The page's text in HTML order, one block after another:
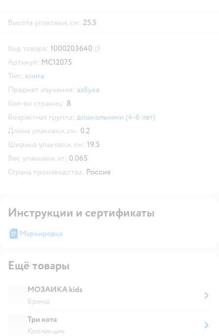
Высота упаковки, см: 25.5
Код товара: 1000203640
Артикул: МС12075
Тип: книга
Предмет изучения: азбука
Кол-во страниц: 8
Возрастная группа: дошкольники (4-6 лет)
Длина упаковки, см: 0.2
Ширина упаковки, см: 19.5
Вес упаковки, кг: 0.065
Страна производства: Россия
Инструкции и сертификаты
Маркировка
Ещё товары
МОЗАИКА kids
Бренд
Три кота
Коллекция